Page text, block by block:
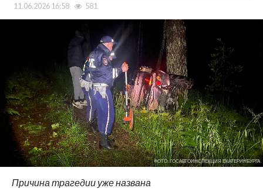
11.06.2026 16:58 581
ФОТО: ГОСАВТОИНСПЕКЦИЯ ЕКАТЕРИНБУРГА
Причина трагедии уже названа